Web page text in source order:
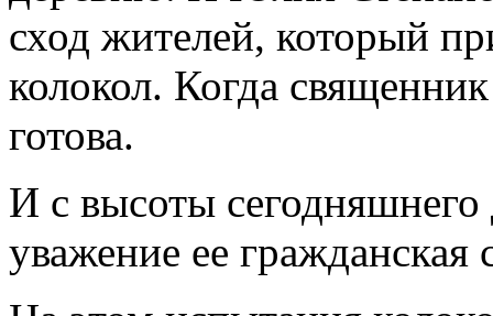
сход жителей, который
колокол. Когда
готова.
И с высоты сегодняшнего
уважение ее гражданская